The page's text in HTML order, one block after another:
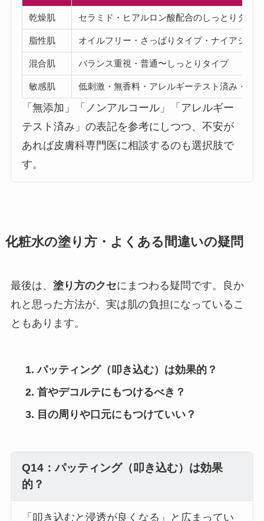
乾燥肌 セラミド・ヒアルロン酸配合のしっとりタイプ
脂性肌 オイルフリー・さっぱりタイプ・ナイアシン
混合肌 バランス重視・普通〜しっとりタイプ
敏感肌 低刺激・無香料・アレルギーテスト済み・シ
「無添加」「ノンアルコール」「アレルギー
テスト済み」の表記を参考にしつつ、不安が
あれば皮膚科専門医に相談するのも選択肢で
す。
化粧水の塗り方・よくある間違いの疑問
最後は、 塗り方のクセにまつわる疑問です。良か
れと思った方法が、実は肌の負担になっているこ
ともあります。
パッティング（叩き込む）は効果的？
首やデコルテにもつけるべき？
目の周りや口元にもつけていい？
Q14：パッティング（叩き込む）は効果
的？
「叩き込むと浸透が良くなる」と広まってい